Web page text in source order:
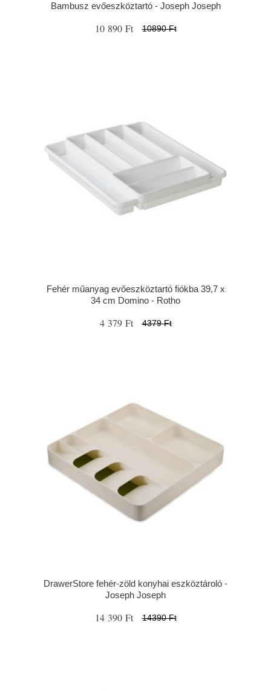
Bambusz evőeszköztartó - Joseph Joseph
10 890 Ft 10890 Ft
Fehér műanyag evőeszköztartó fiókba 39,7 x
34 cm Domino - Rotho
4 379 Ft 4379 Ft
DrawerStore fehér-zöld konyhai eszköztároló -
Joseph Joseph
14 390 Ft 14390 Ft